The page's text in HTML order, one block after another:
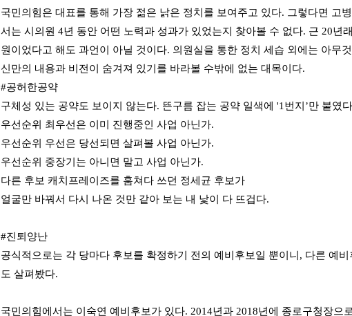
국민의힘은 대표를 통해 가장 젊은 낡은 정치를 보여주고 있다. 그렇다면 고
서는 시의원 4년 동안 어떤 노력과 성과가 있었는지 찾아볼 수 없다. 근 20년
원이었다고 해도 과언이 아닐 것이다. 의원실을 통한 정치 세습 외에는 아무
신만의 내용과 비전이 숨겨져 있기를 바라볼 수밖에 없는 대목이다.
#공허한공약
구체성 있는 공약도 보이지 않는다. 뜬구름 잡는 공약 일색에 '1번지’만 붙였
우선순위 최우선은 이미 진행중인 사업 아닌가.
우선순위 우선은 당선되면 살펴볼 사업 아닌가.
우선순위 중장기는 아니면 말고 사업 아닌가.
다른 후보 캐치프레이즈를 훔쳐다 쓰던 정세균 후보가
얼굴만 바꿔서 다시 나온 것만 같아 보는 내 낯이 다 뜨겁다.
#진퇴양난
공식적으로는 각 당마다 후보를 확정하기 전의 예비후보일 뿐이니, 다른 예비
도 살펴봤다.
국민의힘에서는 이숙연 예비후보가 있다. 2014년과 2018년에 종로구청장으